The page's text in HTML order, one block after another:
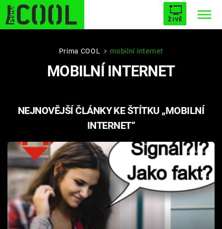
ŽIVĚ
STARHOUSE BUFFY, PŘEMOŽITELKA UPÍRŮ
PLNEJ KOTEL AVENGERS 5
Filmy
Seriály
Hry
Prima COOL mobilní internet
MOBILNÍ INTERNET
NEJNOVĚJŠÍ ČLÁNKY KE ŠTÍTKU „MOBILNÍ
INTERNET“